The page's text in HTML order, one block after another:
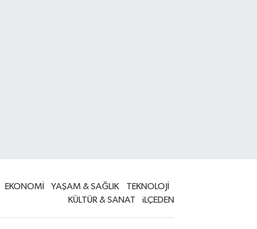
EKONOMİ YAŞAM & SAĞLIK
TEKNOLOJİ
KÜLTÜR & SANAT
iLÇEDEN